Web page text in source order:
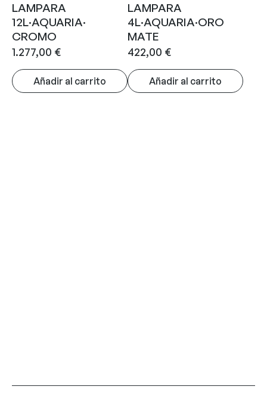
LAMPARA
12L·AQUARIA·
CROMO
1.277,00 €
Añadir al carrito
LAMPARA
4L·AQUARIA·ORO
MATE
422,00 €
Añadir al carrito